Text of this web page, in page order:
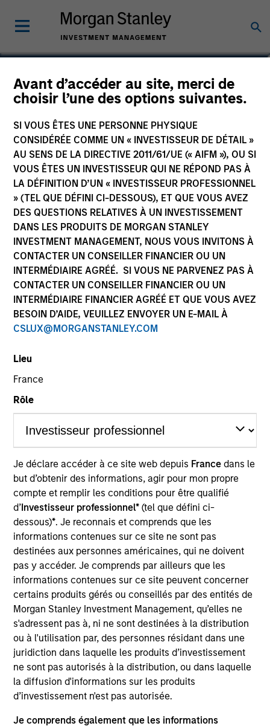
Avant d’accéder au site, merci de
choisir l’une des options suivantes.
SI VOUS ÊTES UNE PERSONNE PHYSIQUE
CONSIDÉRÉE COMME UN « INVESTISSEUR DE DÉTAIL »
AU SENS DE LA DIRECTIVE 2011/61/UE (« AIFM »), OU SI
VOUS ÊTES UN INVESTISSEUR QUI NE RÉPOND PAS À
LA DÉFINITION D’UN « INVESTISSEUR PROFESSIONNEL
» (TEL QUE DÉFINI CI-DESSOUS), ET QUE VOUS AVEZ
DES QUESTIONS RELATIVES À UN INVESTISSEMENT
DANS LES PRODUITS DE MORGAN STANLEY
INVESTMENT MANAGEMENT, NOUS VOUS INVITONS À
CONTACTER UN CONSEILLER FINANCIER OU UN
INTERMÉDIAIRE AGRÉÉ. SI VOUS NE PARVENEZ PAS À
CONTACTER UN CONSEILLER FINANCIER OU UN
INTERMÉDIAIRE FINANCIER AGRÉÉ ET QUE VOUS AVEZ
BESOIN D’AIDE, VEUILLEZ ENVOYER UN E-MAIL À
CSLUX@MORGANSTANLEY.COM
Lieu
France
Rôle
Je déclare accéder à ce site web depuis France dans le
but d’obtenir des informations, agir pour mon propre
compte et remplir les conditions pour être qualifié
d’Investisseur professionnel*(tel que défini ci-
dessous)*. Je reconnais et comprends que les
informations contenues sur ce site ne sont pas
destinées aux personnes américaines, qui ne doivent
pas y accéder. Je comprends par ailleurs que les
informations contenues sur ce site peuvent concerner
certains produits gérés ou conseillés par des entités de
Morgan Stanley Investment Management, qu’elles ne
s'adressent pas à, ni ne sont destinées à la distribution
ou à l'utilisation par, des personnes résidant dans une
juridiction dans laquelle les produits d’investissement
ne sont pas autorisés à la distribution, ou dans laquelle
la diffusion d'informations sur les produits
d’investissement n'est pas autorisée.
Je comprends également que les informations
Adam Shaw
Managing Director
Years
Morgan Stanley Capital Partners
Adam Shaw is a Managing Director of Morgan
Stanley and is based in New York. Mr. Shaw joined
MSCP in 2009 after completing graduate school.
From 2004 to 2007, Mr. Shaw was an Associate at
Thayer Capital Partners and from 2001 to 2004 he
was an Analyst at JPMorgan’s Diversified Industrials
group. He serves on the Board of 24 Seven Inc.,
Educate 360, World 50, Sila Heating & Air
Conditioning, Fairway Lawns and Allstar Holdings
and previously served on the board of directors of
Creative Circle, EmployBridge, Hojeij Branded Foods
and CoAdvantage Inc . Mr. Shaw graduated, cum
from The Wharton School of the University of